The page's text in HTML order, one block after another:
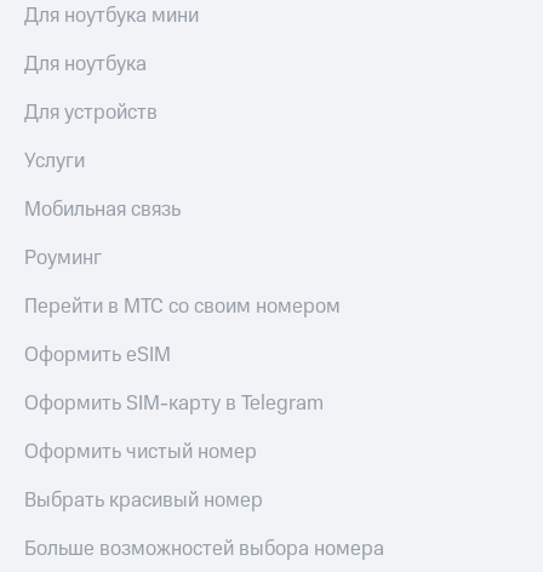
Для ноутбука мини
Для ноутбука
Для устройств
Услуги
Мобильная связь
Роуминг
Перейти в МТС со своим номером
Оформить eSIM
Оформить SIM-карту в Telegram
Оформить чистый номер
Выбрать красивый номер
Больше возможностей выбора номера